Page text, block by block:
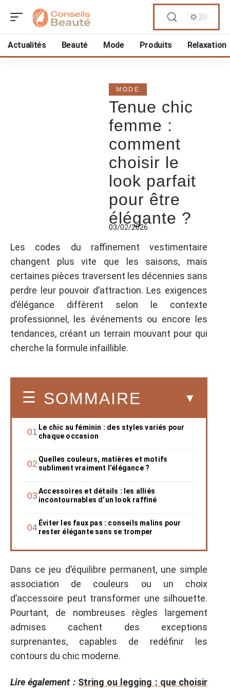
Actualités Beauté Mode Produits Relaxation
MODE
Tenue chic
femme :
comment
choisir le
look parfait
pour être
élégante ?
03/02/2026
Les codes du raffinement vestimentaire
changent plus vite que les saisons, mais
certaines pièces traversent les décennies sans
perdre leur pouvoir d’attraction. Les exigences
d’élégance diffèrent selon le contexte
professionnel, les événements ou encore les
tendances, créant un terrain mouvant pour qui
cherche la formule infaillible.
SOMMAIRE
Le chic au féminin : des styles variés pour
chaque occasion
Quelles couleurs, matières et motifs
subliment vraiment l’élégance ?
Accessoires et détails : les alliés
incontournables d’un look raffiné
Éviter les faux pas : conseils malins pour
rester élégante sans se tromper
Dans ce jeu d’équilibre permanent, une simple
association de couleurs ou un choix
d’accessoire peut transformer une silhouette.
Pourtant, de nombreuses règles largement
admises cachent des exceptions
surprenantes, capables de redéfinir les
contours du chic moderne.
Lire également : String ou legging : que choisir